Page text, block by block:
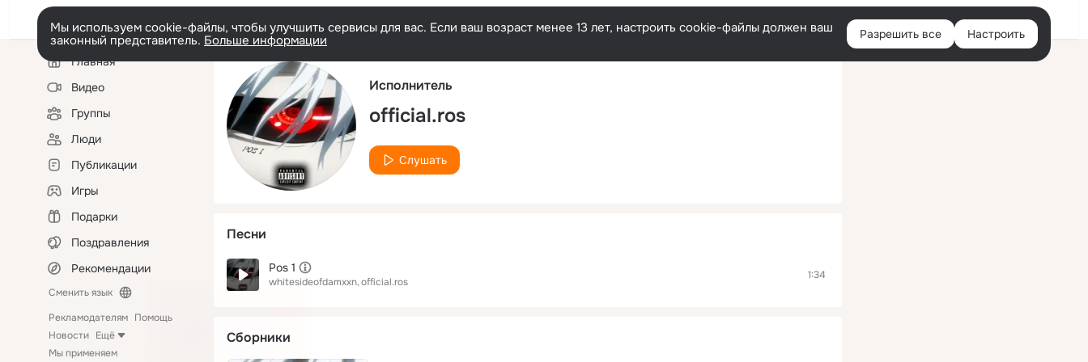
Русский Войти
Мы используем cookie-файлы, чтобы улучшить сервисы для вас. Если ваш возраст менее 13 лет, настроить cookie-файлы должен ваш
законный представитель. Больше информации Разрешить все Настроить
Левая
колонкаГлавная
Видео
Группы
Люди
Публикации
Игры
Подарки
Поздравления
Рекомендации
Сменить язык
Рекламодателям Помощь
Новости Ещё
Мы применяем
Исполнитель
official.ros
Слушать
Песни
Pos 1
whitesideofdamxxn official.ros
1:34
Сборники